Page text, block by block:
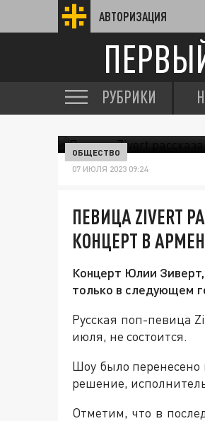
АВТОРИЗАЦИЯ
РУБРИКИ
ОБЩЕСТВО
07 ИЮЛЯ 2023 09:24
ПЕВИЦА ZIVERT
КОНЦЕРТ В
Концерт Юлии
только в следующем
Русская поп-певица
июля, не состоится.
Шоу было
решение,
Отметим, что в